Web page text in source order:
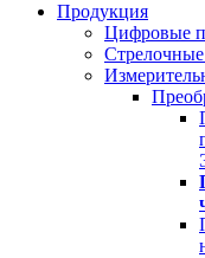
Продукция
Цифровые